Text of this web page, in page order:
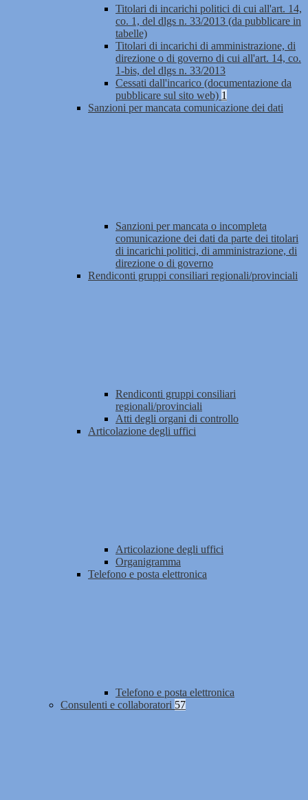
Titolari di incarichi politici di cui all'art. 14,
co. 1, del dlgs n. 33/2013 (da pubblicare in
tabelle)
Titolari di incarichi di amministrazione, di
direzione o di governo di cui all'art. 14, co.
1-bis, del dlgs n. 33/2013
Cessati dall'incarico (documentazione da
pubblicare sul sito web) 1
Sanzioni per mancata comunicazione dei dati
Sanzioni per mancata o incompleta
comunicazione dei dati da parte dei titolari
di incarichi politici, di amministrazione, di
direzione o di governo
Rendiconti gruppi consiliari regionali/provinciali
Rendiconti gruppi consiliari
regionali/provinciali
Atti degli organi di controllo
Articolazione degli uffici
Articolazione degli uffici
Organigramma
Telefono e posta elettronica
Telefono e posta elettronica
Consulenti e collaboratori 57